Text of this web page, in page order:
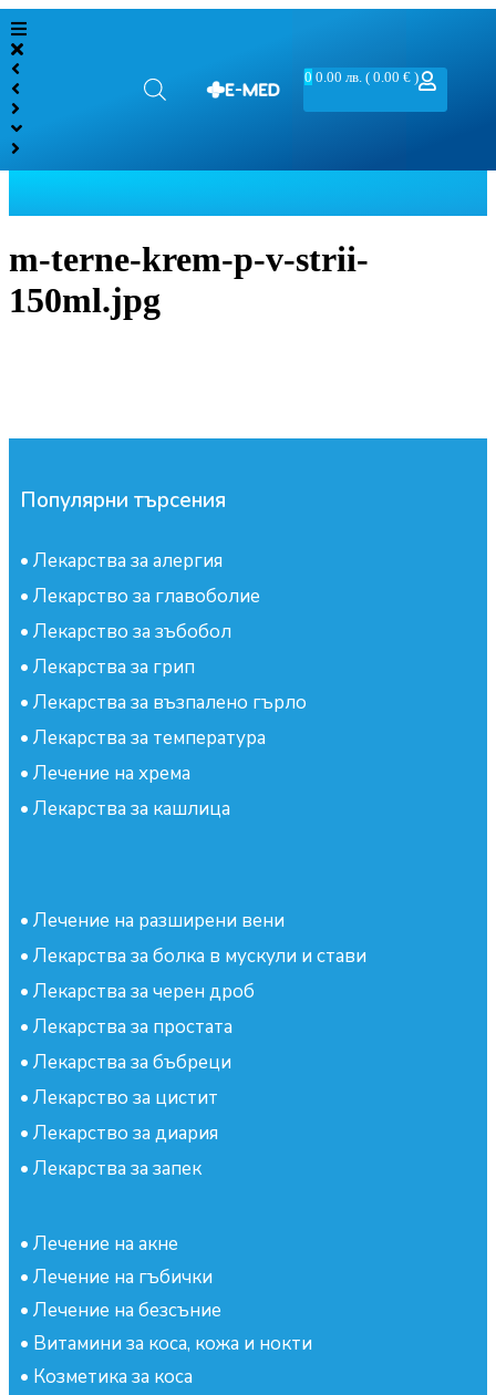
0 0.00лв. ( 0.00 € )
m-terne-krem-p-v-strii-
150ml.jpg
Популярни търсения
• Лекарства за алергия
• Лекарство за главоболие
• Лекарство за зъбобол
• Лекарства за грип
• Лекарства за възпалено гърло
• Лекарства за температура
• Лечение на хрема
• Лекарства за кашлица
• Лечение на разширени вени
• Лекарства за болка в мускули и стави
• Лекарства за черен дроб
• Лекарства за простата
• Лекарства за бъбреци
• Лекарство за цистит
• Лекарство за диария
• Лекарства за запек
• Лечение на акне
• Лечение на гъбички
• Лечение на безсъние
• Витамини за коса, кожа и нокти
• Козметика за коса